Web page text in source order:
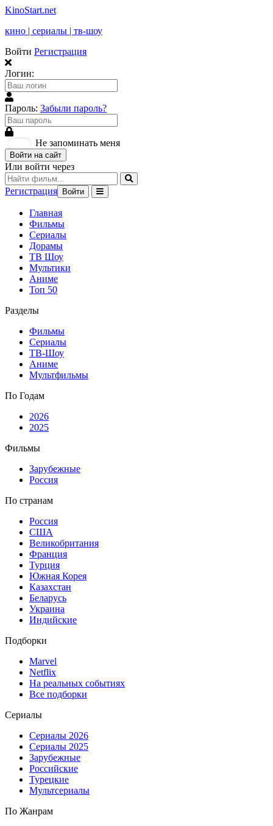
KinoStart.net
кино | сериалы | тв-шоу
Войти Регистрация
Логин:
Пароль: Забыли пароль?
Не запоминать меня
Войти на сайт
Или войти через
Регистрация Войти
Главная
Фильмы
Сериалы
Дорамы
ТВ Шоу
Мультики
Аниме
Топ 50
Разделы
Фильмы
Сериалы
ТВ-Шоу
Аниме
Мультфильмы
По Годам
2026
2025
Фильмы
Зарубежные
Россия
По странам
Россия
США
Великобритания
Франция
Турция
Южная Корея
Казахстан
Беларусь
Украина
Индийские
Подборки
Marvel
Netflix
На реальных событиях
Все подборки
Сериалы
Сериалы 2026
Сериалы 2025
Зарубежные
Российские
Турецкие
Мультсериалы
По Жанрам